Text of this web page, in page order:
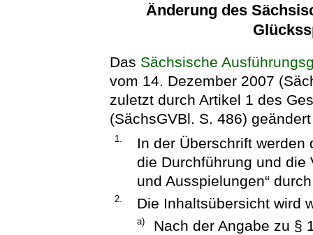
Änderung des
Das Sächsische
vom 14. Dezember 2007
zuletzt durch Artikel 1 des
(SächsGVBl. S. 486)
1.
In der Überschrift werden
die Durchführung und die
und Ausspielungen“
2. Die Inhaltsübersicht wird
a) Nach der Angabe zu §